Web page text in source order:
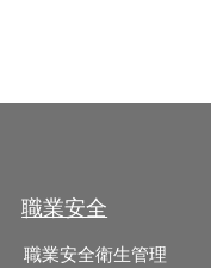
職業安全
職業安全衛生管理